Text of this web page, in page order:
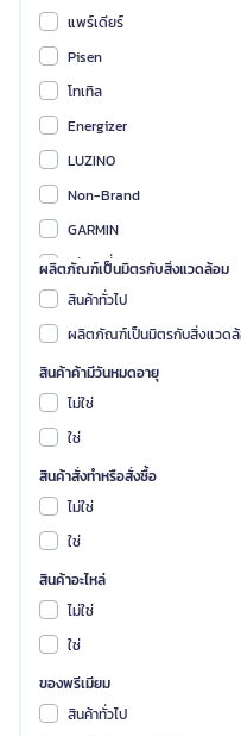
แพร์เดียร์
Pisen
โทเทิล
Energizer
LUZINO
Non-Brand
GARMIN
เสียวหมี่
Lamptan
Maple Safety
Philips
ทาจิม่า
เวิร์คโปร
โฟโต้ ฟาสต์
Eveready
Jadever
โตชิโน
EVE LIGHTING
THAI SUN SPORT
White Horse Battery
Bosch
ผลิตภัณฑ์เป็นมิตรกับสิ่งแวดล้อม
สินค้าทั่วไป
ผลิตภัณฑ์เป็นมิตรกับสิ่งแวด
สินค้าค้ามีวันหมดอายุ
ไม่ใช่
ใช่
สินค้าสั่งทำหรือสั่งซื้อ
ไม่ใช่
ใช่
สินค้าอะไหล่
ไม่ใช่
ใช่
ของพรีเมียม
สินค้าทั่วไป